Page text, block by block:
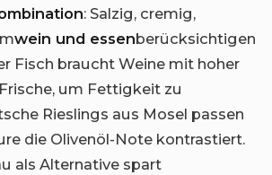
: Salzig, cremig,
wein und essenberücksichtigen
Fisch braucht Weine mit hoher
um Fettigkeit zu
Rieslings aus Mosel passen
die Olivenöl-Note kontrastiert.
als Alternative spart